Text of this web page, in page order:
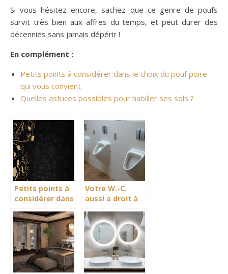
Si vous hésitez encore, sachez que ce genre de poufs
survit très bien aux affres du temps, et peut durer des
décennies sans jamais dépérir !
En complément :
Petits points à considérer dans le choix du pouf poire
qui vous convient
Quelles astuces possibles pour habiller ses sols ?
Petits points à
considérer dans
poire qui vous
convient
Votre W.-C.
aussi a droit à